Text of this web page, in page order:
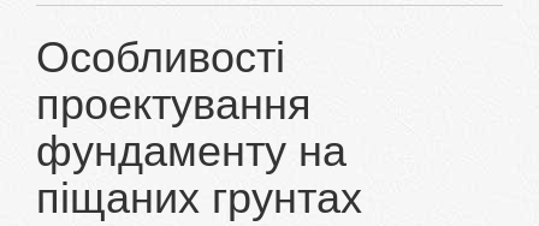
Особливості
проектування
фундаменту на
піщаних грунтах